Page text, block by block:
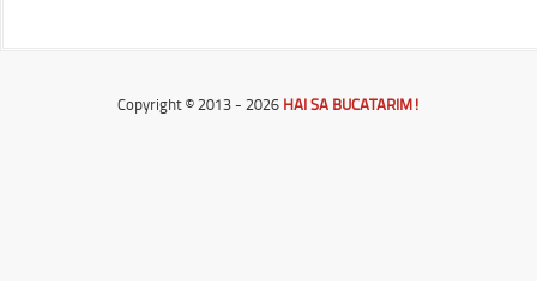
Copyright © 2013 - 2026 HAI SA BUCATARIM!